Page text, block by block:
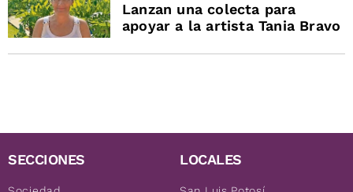
Lanzan una colecta para
apoyar a la artista Tania Bravo
SECCIONES LOCALES